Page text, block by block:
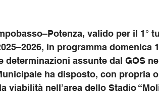
valido per il 1°
in programma domenica
determinazioni assunte dal GOS
ha disposto, con propria
viabilità nell’area dello Stadio